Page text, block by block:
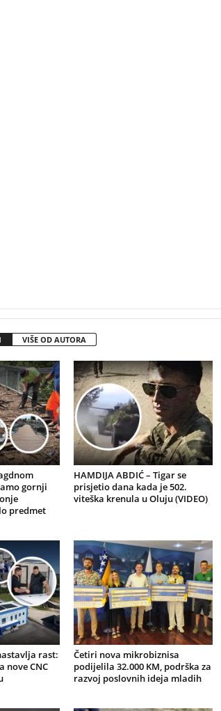
VIŠE OD AUTORA
gornji
predmet
HAMDIJA ABDIĆ – Tigar se
prisjetio dana kada je 502.
viteška krenula u Oluju (VIDEO)
rast:
nove CNC
Četiri nova mikrobiznisa
podijelila 32.000 KM, podrška za
razvoj poslovnih ideja mladih